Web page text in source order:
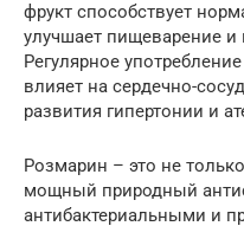
фрукт способствует
улучшает пищеварение и
Регулярное
влияет на сердечно-
развития гипертонии и
Розмарин – это не
мощный природный
антибактериальными и